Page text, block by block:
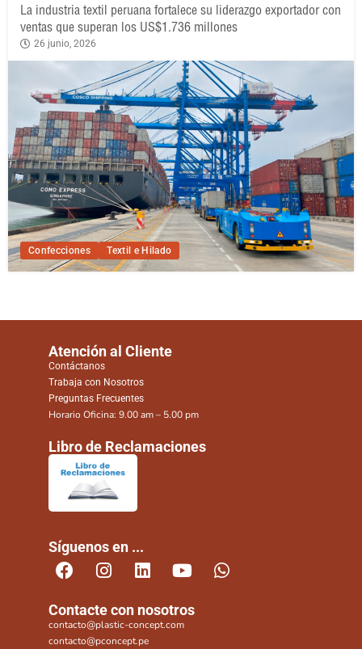
Confecciones Textil e Hilado
La industria textil peruana fortalece su liderazgo exportador con
ventas que superan los US$1.736 millones
26 junio, 2026
Atención al Cliente
Contáctanos
Trabaja con Nosotros
Preguntas Frecuentes
Horario Oficina: 9.00 am – 5.00 pm
Libro de Reclamaciones
Síguenos en ...
Contacte con nosotros
contacto@plastic-concept.com
contacto@pconcept.pe